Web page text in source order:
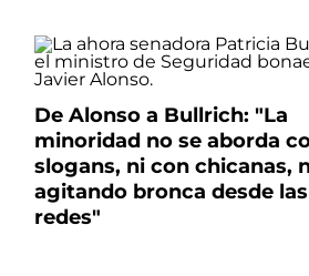
De Alonso a Bullrich: "La
minoridad no se aborda
slogans, ni con chicanas,
agitando bronca desde las
redes"